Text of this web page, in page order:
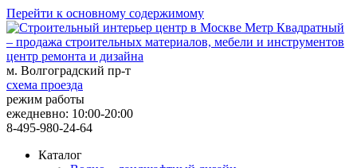
Перейти к основному содержимому
центр ремонта и дизайна
м. Волгоградский пр-т
схема проезда
режим работы
ежедневно: 10:00-20:00
8-495-980-24-64
Каталог